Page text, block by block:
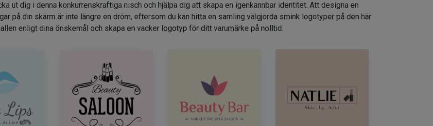
ut dig i denna konkurrenskraftiga nisch och hjälpa dig att skapa en igenkännbar identitet. Att designa en
på din skärm är inte längre en dröm, eftersom du kan hitta en samling välgjorda smink logotyper på den här
enligt dina önskemål och skapa en vacker logotyp för ditt varumärke på nolltid.